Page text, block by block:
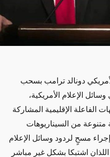
دونالد ترامب بسحب
الإعلام الأمريكية،
الفاعلة الإقليمية المشاركة
من السيناريوهات
مسحٍ لردود وسائل الإعلام
اشتبكا بشكلٍ غير مباشر